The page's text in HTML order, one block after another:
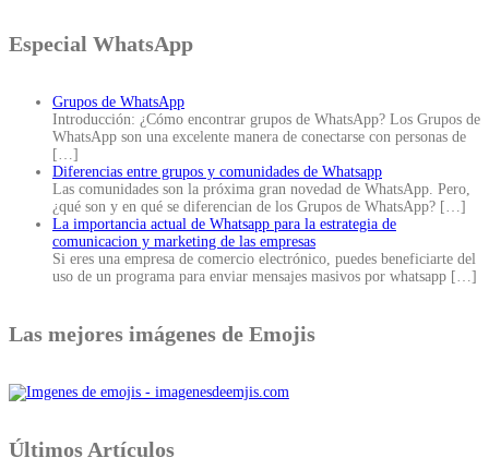
Especial WhatsApp
Grupos de WhatsApp
Introducción: ¿Cómo encontrar grupos de WhatsApp? Los Grupos de
WhatsApp son una excelente manera de conectarse con personas de
[…]
Diferencias entre grupos y comunidades de Whatsapp
Las comunidades son la próxima gran novedad de WhatsApp. Pero,
¿qué son y en qué se diferencian de los Grupos de WhatsApp? […]
La importancia actual de Whatsapp para la estrategia de
comunicacion y marketing de las empresas
Si eres una empresa de comercio electrónico, puedes beneficiarte del
uso de un programa para enviar mensajes masivos por whatsapp […]
Las mejores imágenes de Emojis
Últimos Artículos